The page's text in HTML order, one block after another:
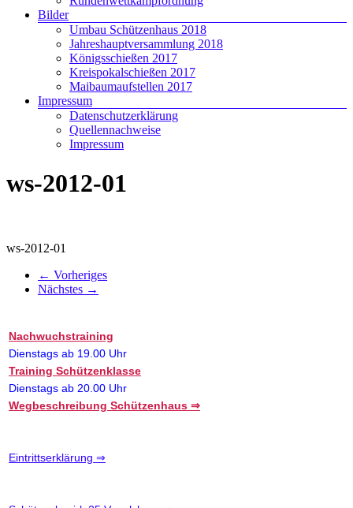
Bilder
Umbau Schützenhaus 2018
Jahreshauptversammlung 2018
Königsschießen 2017
Kreispokalschießen 2017
Maibaumaufstellen 2017
Impressum
Datenschutzerklärung
Quellennachweise
Impressum
ws-2012-01
ws-2012-01
← Vorheriges
Nächstes →
Nachwuchstraining
Dienstags ab 19.00 Uhr
Training Schützenklasse
Dienstags ab 20.00 Uhr
Wegbeschreibung Schützenhaus ⇒
Eintrittserklärung ⇒